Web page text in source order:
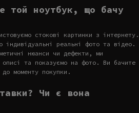
той ноутбук, що бачу
стокові картинки з інтернету.
індивідуальні реальні фото та відео.
нюанси чи дефекти, ми
та показуємо на фото. Ви бачите
моменту покупки.
Чи є вона